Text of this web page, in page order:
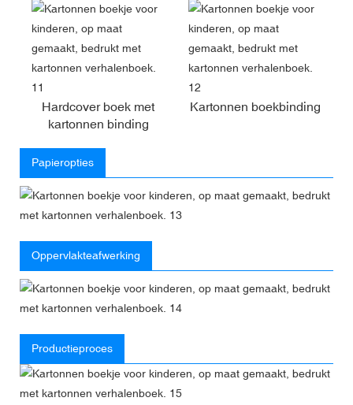
Hardcover boek met
kartonnen binding
Kartonnen boekbinding
Papieropties
Oppervlakteafwerking
Productieproces